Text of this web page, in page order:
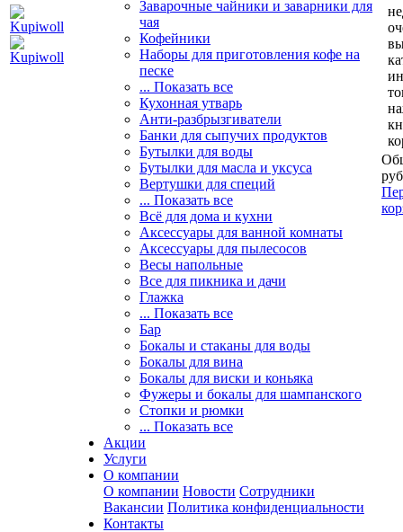
Заварочные чайники и заварники для
чая
Кофейники
Наборы для приготовления кофе на
песке
... Показать все
Кухонная утварь
Анти-разбрызгиватели
Банки для сыпучих продуктов
Бутылки для воды
Бутылки для масла и уксуса
Вертушки для специй
... Показать все
Всё для дома и кухни
Аксессуары для ванной комнаты
Аксессуары для пылесосов
Весы напольные
Все для пикника и дачи
Глажка
... Показать все
Бар
Бокалы и стаканы для воды
Бокалы для вина
Бокалы для виски и коньяка
Фужеры и бокалы для шампанского
Стопки и рюмки
... Показать все
Акции
Услуги
О компании
О компании Новости Сотрудники
Вакансии Политика конфиденциальности
Контакты